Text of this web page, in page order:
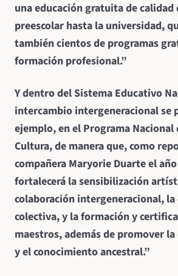
una educación gratuita de calidad
preescolar hasta la universidad,
también cientos de programas
formación profesional.”
Y dentro del Sistema Educativo
intercambio intergeneracional se
ejemplo, en el Programa Nacional
Cultura, de manera que, como
compañera Maryorie Duarte el
fortalecerá la sensibilización
colaboración intergeneracional, la
colectiva, y la formación y
maestros, además de promover
y el conocimiento ancestral.”